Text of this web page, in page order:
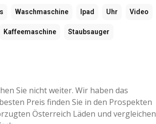
Waschmaschine Ipad Uhr Video
Kaffeemaschine Staubsauger
Sie nicht weiter. Wir haben das
Preis finden Sie in den Prospekten
Österreich Läden und vergleichen